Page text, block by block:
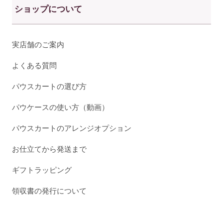
ショップについて
実店舗のご案内
よくある質問
パウスカートの選び方
パウケースの使い方（動画）
パウスカートのアレンジオプション
お仕立てから発送まで
ギフトラッピング
領収書の発行について